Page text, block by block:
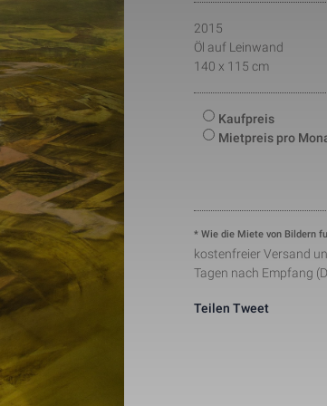
2015
Öl auf Leinwand
140 x 115 cm
Kaufpreis
Mietpreis pro
* Wie die Miete von Bildern
kostenfreier Versand
Tagen nach Empfang
Teilen Tweet
This cookie is installed by Google Analytics. The cookie is used
to store information of how visitors use a website and helps in
creating an analytics report of how the wbsite is doing. The data
collected including the number visitors, the source where they
have come from, and the pages viisted in an anonymous form.
This is a pattern type cookie set by Google Analytics, where the
pattern element on the name contains the unique identity
number of the account or website it relates to. It appears to be a
variation of the _gat cookie which is used to limit the amount of
data recorded by Google on high traffic volume websites.
This cookie is set by Facebook to deliver advertisement when
they are on Facebook or a digital platform powered by Facebook
advertising after visiting this website.
The cookie is set by Facebook to show relevant advertisments to
the users and measure and improve the advertisements. The
cookie also tracks the behavior of the user across the web on
sites that have Facebook pixel or Facebook social plugin.